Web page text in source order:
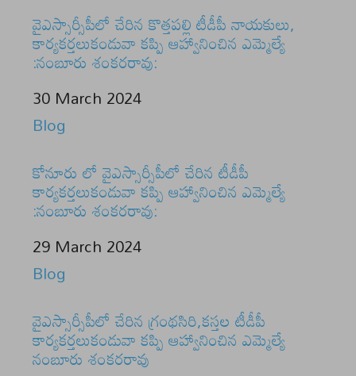
వైఎస్సార్సీపీలో చేరిన కొత్తపల్లి టీడీపీ నాయకులు,
కార్యకర్తలుకండువా కప్పి ఆహ్వానించిన ఎమ్మెల్యే
:నంబూరు శంకరరావు:
Date
30 March 2024
In relation to
Blog
కోనూరు లో వైఎస్సార్సీపీలో చేరిన టీడీపీ
కార్యకర్తలుకండువా కప్పి ఆహ్వానించిన ఎమ్మెల్యే
:నంబూరు శంకరరావు:
Date
29 March 2024
In relation to
Blog
వైఎస్సార్సీపీలో చేరిన గ్రంథసిరి,కస్తల టీడీపీ
కార్యకర్తలుకండువా కప్పి ఆహ్వానించిన ఎమ్మెల్యే
నంబూరు శంకరరావు